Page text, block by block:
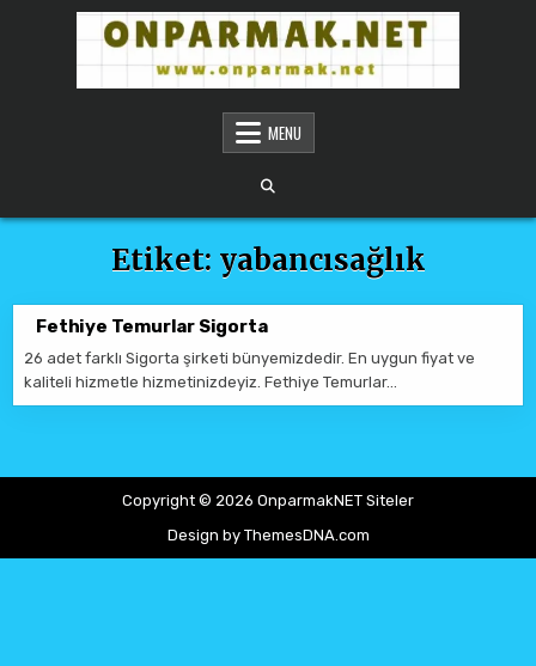
Skip to content
ONPARMAKNET SITELERMENU
Etiket: yabancısağlık
Fethiye Temurlar Sigorta
26 adet farklı Sigorta şirketi bünyemizdedir. En uygun fiyat ve
kaliteli hizmetle hizmetinizdeyiz. Fethiye Temurlar…
Copyright © 2026 OnparmakNET Siteler
Design by ThemesDNA.com